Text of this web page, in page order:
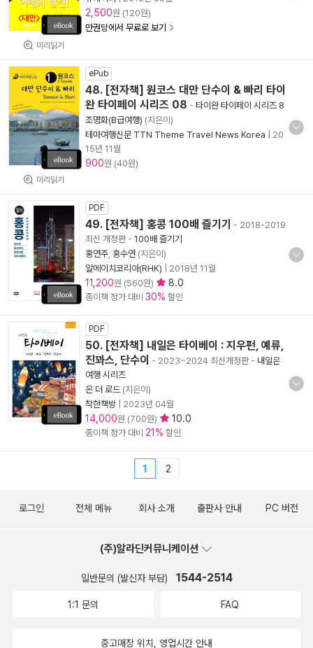
미리읽기
2,500원 (120원)
만권당에서 무료로 보기
미리읽기
ePub
48. [전자책] 원코스 대만 단수이 & 빠리 타이
완 타이페이 시리즈 08 - 타이완 타이페이 시리즈 8
조명화(B급여행) (지은이)
테마여행신문 TTN Theme Travel News Korea
20
15년 11월
900원 (40원)
PDF
49. [전자책] 홍콩 100배 즐기기
- 2018-2019
최신 개정판- 100배 즐기기
홍연주 홍수연 (지은이)
알에이치코리아(RHK)
2018년 11월
11,200원 (560원) 8.0
종이책 정가 대비 30% 할인
PDF
50. [전자책] 내일은 타이베이 : 지우펀, 예류,
진꽈스, 단수이 - 2023~2024 최신개정판- 내일은
여행 시리즈
온 더 로드 (지은이)
착한책방
2023년 04월
14,000원 (700원) 10.0
종이책 정가 대비 21% 할인
1 2
로그인 전체 메뉴 회사 소개 출판사 안내 PC 버전
(주)알라딘커뮤니케이션
일반문의 (발신자 부담) 1544-2514
1:1 문의 FAQ
중고매장 위치, 영업시간 안내